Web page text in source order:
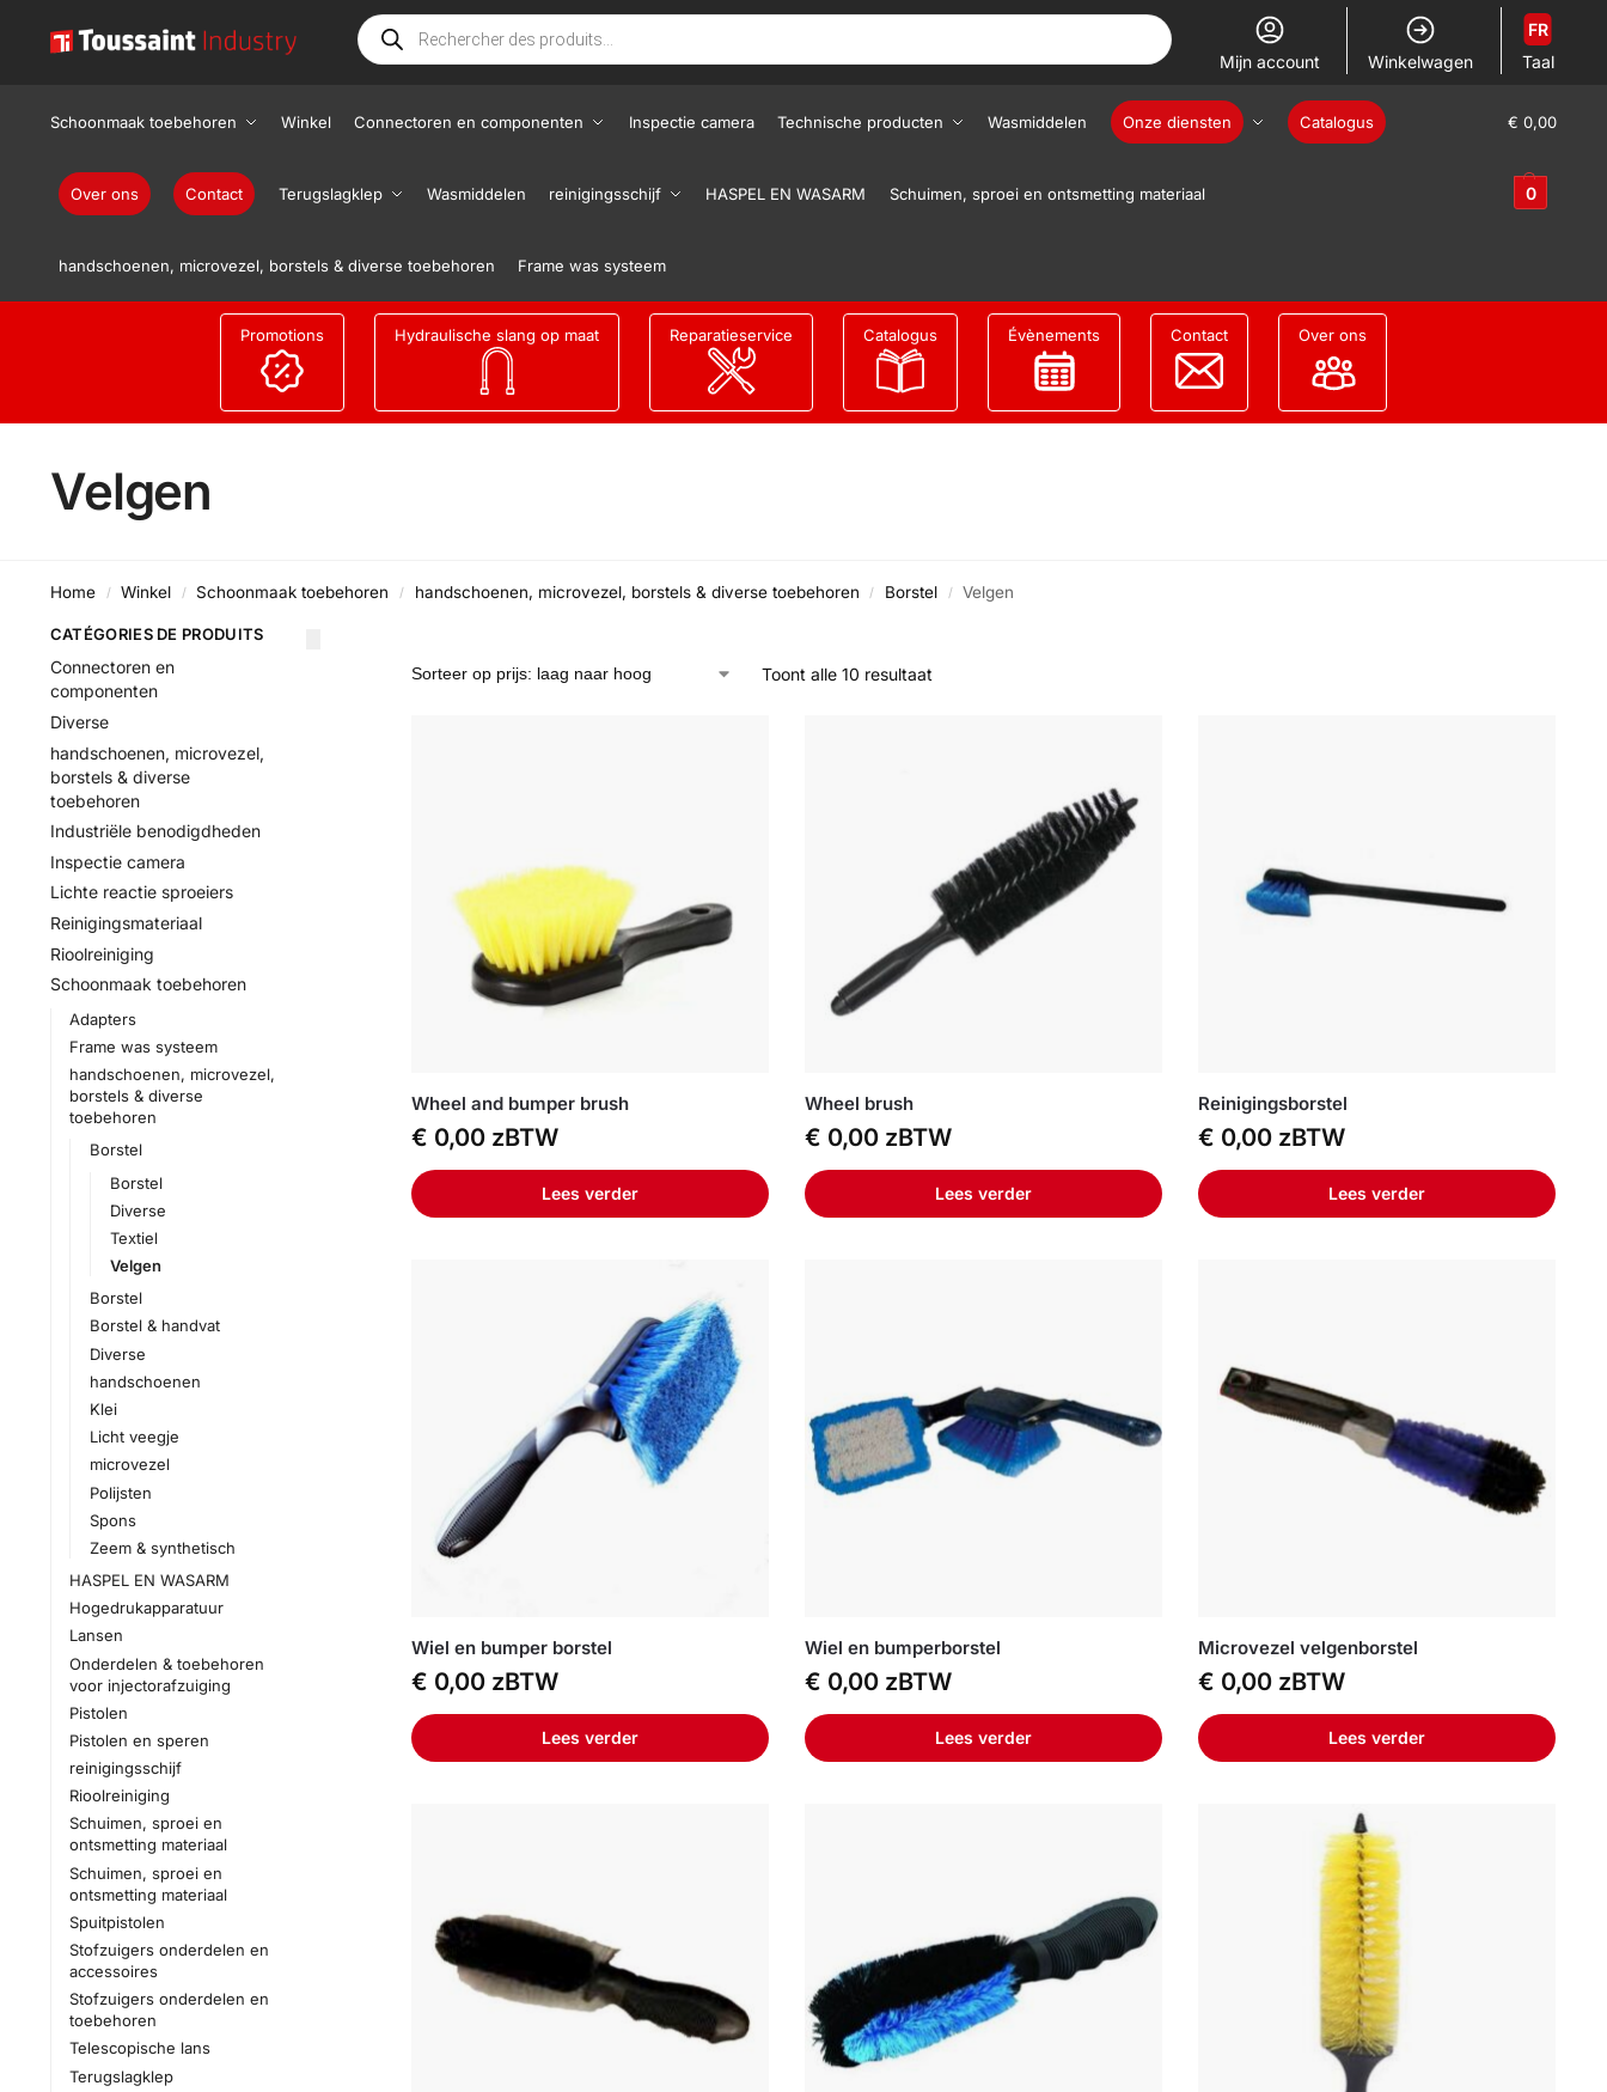
Mijn account Winkelwagen Taal
FR
Schoonmaak toebehoren Winkel Connectoren en componenten Inspectie camera Technische producten Wasmiddelen Onze diensten Catalogus
Over ons Contact Terugslagklep Wasmiddelen reinigingsschijf HASPEL EN WASARM Schuimen, sproei en ontsmetting materiaal
handschoenen, microvezel, borstels & diverse toebehoren Frame was systeem
€ 0,00
0
Promotions Hydraulische slang op maat Reparatieservice Catalogus Évènements Contact Over ons
Velgen
Home / Winkel / Schoonmaak toebehoren / handschoenen, microvezel, borstels & diverse toebehoren / Borstel / Velgen
Toont alle 10 resultaat
Wheel and bumper brush
€ 0,00 zBTW
Lees verder
Wheel brush
€ 0,00 zBTW
Lees verder
Reinigingsborstel
€ 0,00 zBTW
Lees verder
Wiel en bumper borstel
€ 0,00 zBTW
Lees verder
Wiel en bumperborstel
€ 0,00 zBTW
Lees verder
Microvezel velgenborstel
€ 0,00 zBTW
Lees verder
CATÉGORIES DE PRODUITS
Connectoren en
componenten
Diverse
handschoenen, microvezel,
borstels & diverse
toebehoren
Industriële benodigdheden
Inspectie camera
Lichte reactie sproeiers
Reinigingsmateriaal
Rioolreiniging
Schoonmaak toebehoren
Adapters
Frame was systeem
handschoenen, microvezel,
borstels & diverse
toebehoren
Borstel
Borstel
Diverse
Textiel
Velgen
Borstel
Borstel & handvat
Diverse
handschoenen
Klei
Licht veegje
microvezel
Polijsten
Spons
Zeem & synthetisch
HASPEL EN WASARM
Hogedrukapparatuur
Lansen
Onderdelen & toebehoren
voor injectorafzuiging
Pistolen
Pistolen en speren
reinigingsschijf
Rioolreiniging
Schuimen, sproei en
ontsmetting materiaal
Schuimen, sproei en
ontsmetting materiaal
Spuitpistolen
Stofzuigers onderdelen en
accessoires
Stofzuigers onderdelen en
toebehoren
Telescopische lans
Terugslagklep